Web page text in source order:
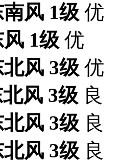
南风 1级 优
风 1级 优
北风 3级 优
风 3级 良
北风 3级 良
北风 3级 良